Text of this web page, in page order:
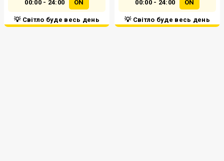
00:00 - 24:00 ON
💡 Світло буде весь день
00:00 - 24:00 ON
💡 Світло буде весь день